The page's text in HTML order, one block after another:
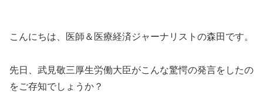
こんにちは、医師＆医療経済ジャーナリストの森田です。
先日、武見敬三厚生労働大臣がこんな驚愕の発言をしたの
をご存知でしょうか？